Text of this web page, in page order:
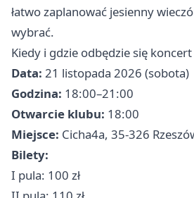
łatwo zaplanować jesienny
wybrać.
Kiedy i gdzie odbędzie się
Data: 21 listopada 2026 (sobota)
Godzina: 18:00–21:00
Otwarcie klubu: 18:00
Miejsce: Cicha4a, 35-326
Bilety:
I pula: 100 zł